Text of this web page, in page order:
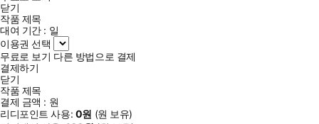
닫기
작품 제목
대여 기간 : 일
이용권 선택
무료로 보기 다른 방법으로 결제
결제하기
닫기
작품 제목
결제 금액 : 원
리디포인트 사용: 0원 (원 보유)